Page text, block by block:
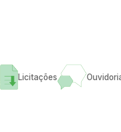
Licitações